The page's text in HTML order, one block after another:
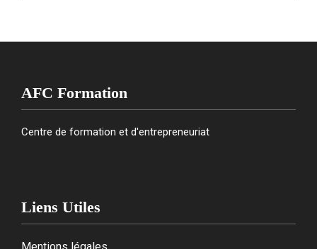
AFC Formation
Centre de formation et d'entrepreneuriat
Liens Utiles